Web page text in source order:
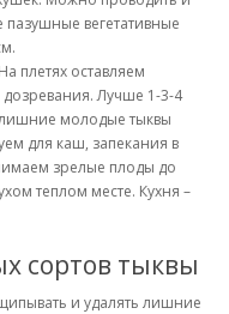
пазушные вегетативные
плетях оставляем
Лучше 1-3-4
лишние молодые тыквы
для каш, запекания в
зрелые плоды до
теплом месте. Кухня –
сортов тыквы
и удалять лишние